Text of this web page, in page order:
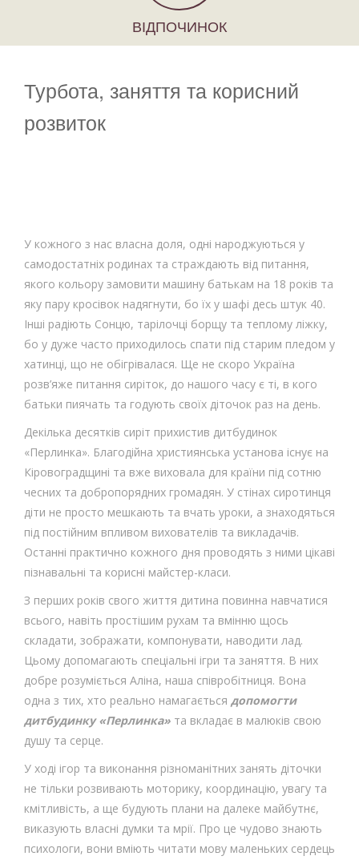
ВІДПОЧИНОК
Турбота, заняття та корисний
розвиток
У кожного з нас власна доля, одні народжуються у
самодостатніх родинах та страждають від питання,
якого кольору замовити машину батькам на 18 років та
яку пару кросівок надягнути, бо їх у шафі десь штук 40.
Інші радіють Сонцю, тарілочці борщу та теплому ліжку,
бо у дуже часто приходилось спати під старим пледом у
хатинці, що не обігрівалася. Ще не скоро Україна
розв’яже питання сиріток, до нашого часу є ті, в кого
батьки пиячать та годують своїх діточок раз на день.
Декілька десятків сиріт прихистив дитбудинок
«Перлинка». Благодійна християнська установа існує на
Кіровоградщині та вже виховала для країни під сотню
чесних та добропорядних громадян. У стінах сиротинця
діти не просто мешкають та вчать уроки, а знаходяться
під постійним впливом вихователів та викладачів.
Останні практично кожного дня проводять з ними цікаві
пізнавальні та корисні майстер-класи.
З перших років свого життя дитина повинна навчатися
всього, навіть простішим рухам та вмінню щось
складати, зображати, компонувати, наводити лад.
Цьому допомагають спеціальні ігри та заняття. В них
добре розуміється Аліна, наша співробітниця. Вона
одна з тих, хто реально намагається допомогти
дитбудинку «Перлинка» та вкладає в малюків свою
душу та серце.
У ході ігор та виконання різноманітних занять діточки
не тільки розвивають моторику, координацію, увагу та
кмітливість, а ще будують плани на далеке майбутнє,
виказують власні думки та мрії. Про це чудово знають
психологи, вони вміють читати мову маленьких сердець